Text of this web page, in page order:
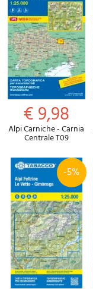
€ 9,98
Alpi Carniche - Carnia
Centrale T09
-5%